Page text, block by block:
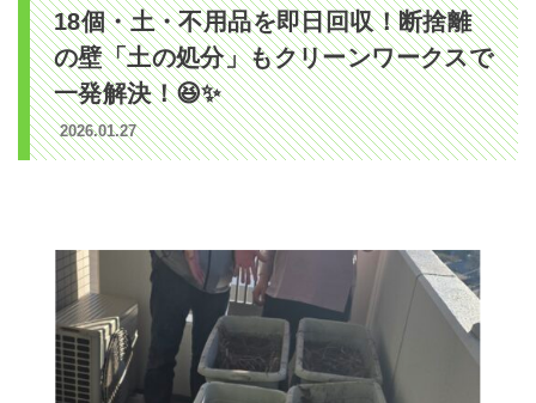
18個・土・不用品を即日回収！断捨離
の壁「土の処分」もクリーンワークスで
一発解決！😆✨
2026.01.27